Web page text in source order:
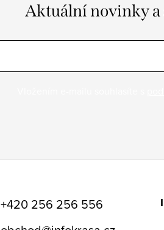
Aktuální novinky a
+420 256 256 556